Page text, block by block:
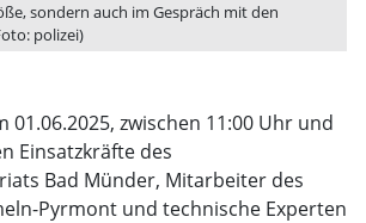
sondern auch im Gespräch mit den
polizei)
01.06.2025, zwischen 11:00 Uhr und
Einsatzkräfte des
Bad Münder, Mitarbeiter des
Pyrmont und technische Experten